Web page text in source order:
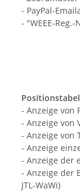
- PayPal-
- "WEEE-
- Anzeige von
- Anzeige von
- Anzeige von
- Anzeige
- Anzeige der
- Anzeige der
JTL-WaWi)